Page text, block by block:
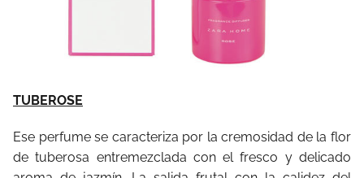
TUBEROSE
Ese perfume se caracteriza por la cremosidad de la flor
de tuberosa entremezclada con el fresco y delicado